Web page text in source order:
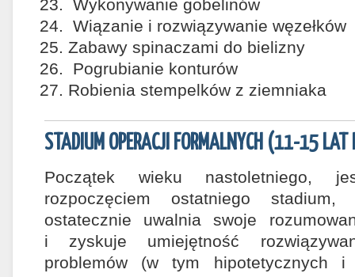
Wykonywanie gobelinów
Wiązanie i rozwiązywanie węzełków
Zabawy spinaczami do bielizny
Pogrubianie konturów
Robienia stempelków z ziemniaka
STADIUM OPERACJI FORMALNYCH (11-15
Początek wieku nastoletniego,
rozpoczęciem ostatniego
ostatecznie uwalnia swoje
i zyskuje umiejętność
problemów (w tym hipotetycznych i